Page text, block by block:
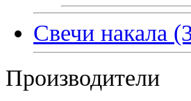
Свечи накала
Производители